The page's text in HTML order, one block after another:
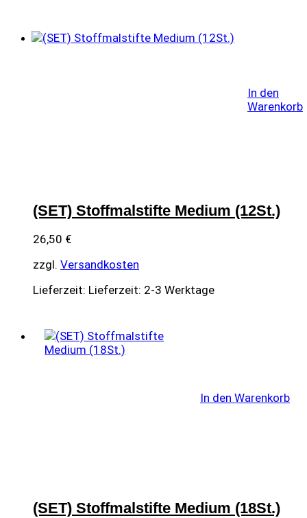
In den
Warenkorb
(SET) Stoffmalstifte Medium (12St.)
26,50 €
zzgl. Versandkosten
Lieferzeit: Lieferzeit: 2-3 Werktage
In den Warenkorb
(SET) Stoffmalstifte Medium (18St.)